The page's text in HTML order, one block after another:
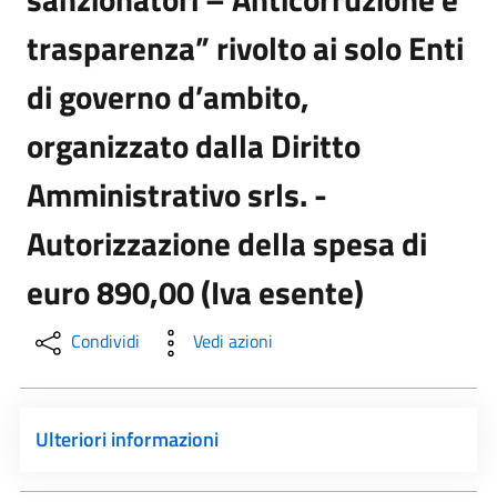
trasparenza” rivolto ai solo Enti
di governo d’ambito,
organizzato dalla Diritto
Amministrativo srls. -
Autorizzazione della spesa di
euro 890,00 (Iva esente)
Condividi Vedi azioni
Ulteriori informazioni